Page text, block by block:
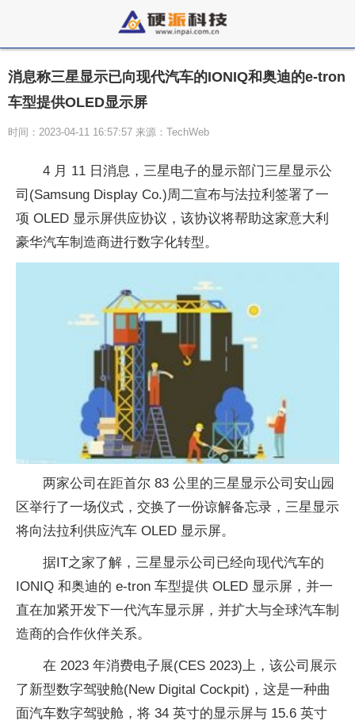
消息称三星显示已向现代汽车的IONIQ和奥迪的e-tron
车型提供OLED显示屏
时间：2023-04-11 16:57:57 来源：TechWeb
4 月 11 日消息，三星电子的显示部门三星显示公
司(Samsung Display Co.)周二宣布与法拉利签署了一
项 OLED 显示屏供应协议，该协议将帮助这家意大利
豪华汽车制造商进行数字化转型。
两家公司在距首尔 83 公里的三星显示公司安山园
区举行了一场仪式，交换了一份谅解备忘录，三星显示
将向法拉利供应汽车 OLED 显示屏。
据IT之家了解，三星显示公司已经向现代汽车的
IONIQ 和奥迪的 e-tron 车型提供 OLED 显示屏，并一
直在加紧开发下一代汽车显示屏，并扩大与全球汽车制
造商的合作伙伴关系。
在 2023 年消费电子展(CES 2023)上，该公司展示
了新型数字驾驶舱(New Digital Cockpit)，这是一种曲
面汽车数字驾驶舱，将 34 英寸的显示屏与 15.6 英寸